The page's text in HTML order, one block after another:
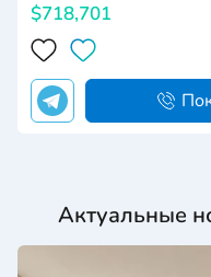
$718,701
Актуальные